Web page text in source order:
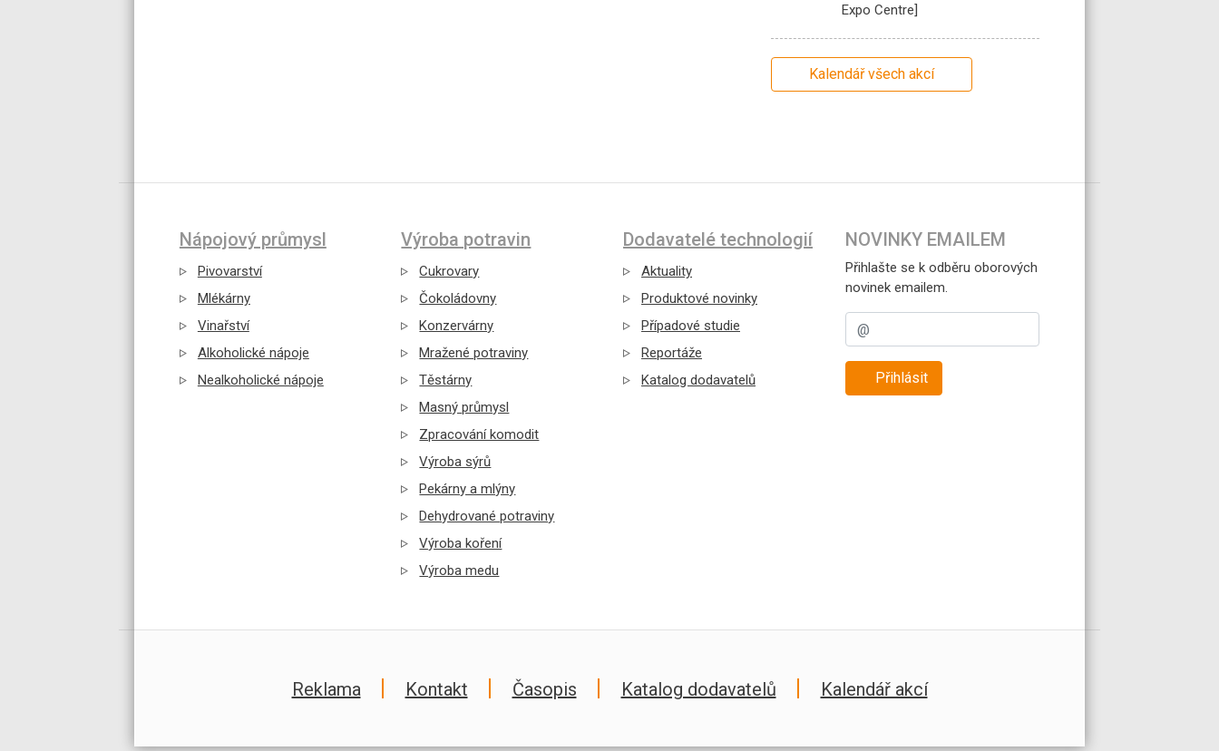
Expo Centre]
Kalendář všech akcí
Nápojový průmysl
Pivovarství
Mlékárny
Vinařství
Alkoholické nápoje
Nealkoholické nápoje
Výroba potravin
Cukrovary
Čokoládovny
Konzervárny
Mražené potraviny
Těstárny
Masný průmysl
Zpracování komodit
Výroba sýrů
Pekárny a mlýny
Dehydrované potraviny
Výroba koření
Výroba medu
Dodavatelé technologií
Aktuality
Produktové novinky
Případové studie
Reportáže
Katalog dodavatelů
NOVINKY EMAILEM
Přihlašte se k odběru oborových
novinek emailem.
Přihlásit
Reklama Kontakt Časopis Katalog dodavatelů Kalendář akcí